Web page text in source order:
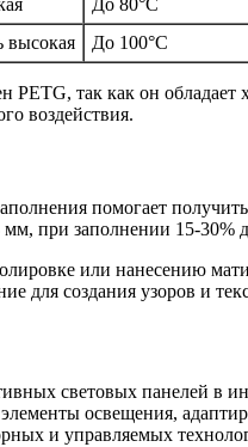
До 80°C
высокая До 100°C
PETG, так как он
воздействия.
помогает
при заполнении 15-30%
или нанесению
для создания узоров и
световых панелей в
освещения,
и управляемых